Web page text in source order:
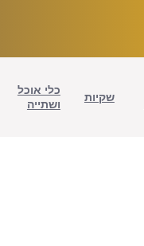
שקיות
כלי אוכל
ושתייה